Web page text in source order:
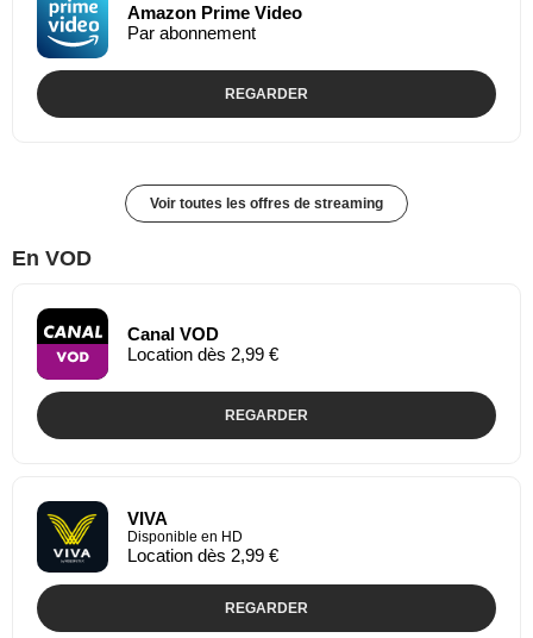
Amazon Prime Video
Par abonnement
REGARDER
Voir toutes les offres de streaming
En VOD
Canal VOD
Location dès 2,99 €
REGARDER
VIVA
Disponible en HD
Location dès 2,99 €
REGARDER